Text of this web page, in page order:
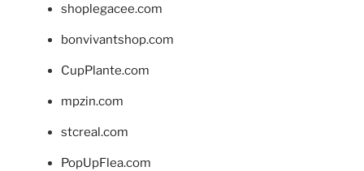
shoplegacee.com
bonvivantshop.com
CupPlante.com
mpzin.com
stcreal.com
PopUpFlea.com